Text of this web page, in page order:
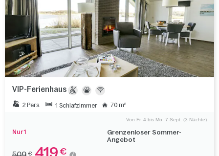
VIP-Ferienhaus
2 Pers. 1 Schlafzimmer 70 m²
Nur 1
Grenzenloser Sommer-
Angebot
Von Fr. 4 bis Mo. 7 Sept. (3 Nächte)
€ €